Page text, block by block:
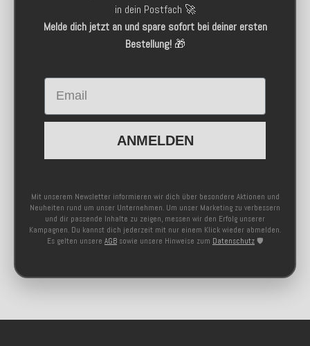
in dein Postfach 🚀
Melde dich jetzt an und spare sofort bei deiner ersten
Bestellung!🎁
Email
ANMELDEN
Mit unserem Newsletter informieren wir dich über besondere Aktionen und
Neuheiten rund um unser Unternehmen. Um unser Marketing zu verbessern
und dir passende Inhalte zu zeigen, messen wir den Erfolg unserer
Kampagnen. Du kannst dich jederzeit mit nur einem Klick wieder abmelden.
Es gelten unsere AGB sowie unsere Hinweise zum Datenschutz 🛡️